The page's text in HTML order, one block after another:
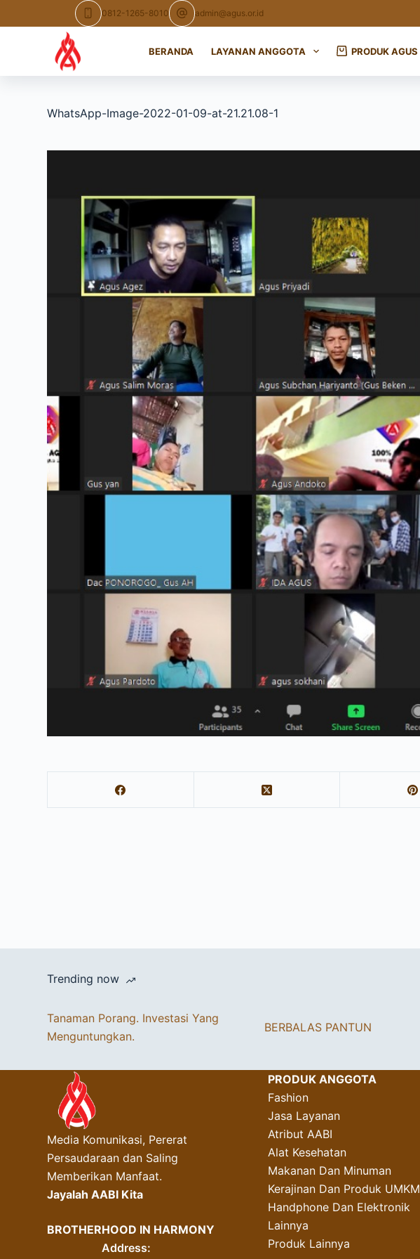
to
0812-1265-8010 admin@agus.or.id
BERANDA LAYANAN ANGGOTA PRODUK AGUS
WhatsApp-Image-2022-01-09-at-21.21.08-1
Trending now
Tanaman Porang. Investasi Yang
Menguntungkan.
BERBALAS PANTUN
Media Komunikasi, Pererat
Persaudaraan dan Saling
Memberikan Manfaat.
Jayalah AABI Kita
BROTHERHOOD IN HARMONY
Address:
PRODUK ANGGOTA
Fashion
Jasa Layanan
Atribut AABI
Alat Kesehatan
Makanan Dan Minuman
Kerajinan Dan Produk UMKM
Handphone Dan Elektronik
Lainnya
Produk Lainnya